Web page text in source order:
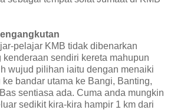
pelajar KMB tidak dibenarkan
kenderaan sendiri kereta mahupun
wujud pilihan iaitu dengan menaiki
ke bandar utama ke Bangi, Banting,
sentiasa ada. Cuma anda mungkin
sedikit kira-kira hampir 1 km dari